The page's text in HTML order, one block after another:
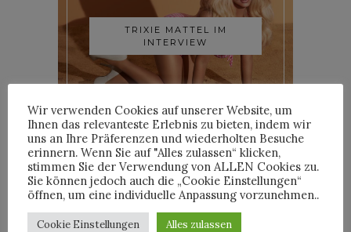
TRIXIE MATTEL IM
INTERVIEW
YOANN LEMOINE AKA
WOODKID IM INTERVIEW
Wir verwenden Cookies auf unserer Website, um
Ihnen das relevanteste Erlebnis zu bieten, indem wir
uns an Ihre Präferenzen und wiederholten Besuche
erinnern. Wenn Sie auf "Alles zulassen“ klicken,
stimmen Sie der Verwendung von ALLEN Cookies zu.
Sie können jedoch auch die „Cookie Einstellungen“
öffnen, um eine individuelle Anpassung vorzunehmen..
Cookie Einstellungen Alles zulassen